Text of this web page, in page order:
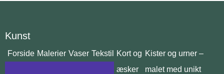
Kunst
Forside Malerier Vaser Tekstil
Kort og
æsker
Kister og urner –
malet med unikt